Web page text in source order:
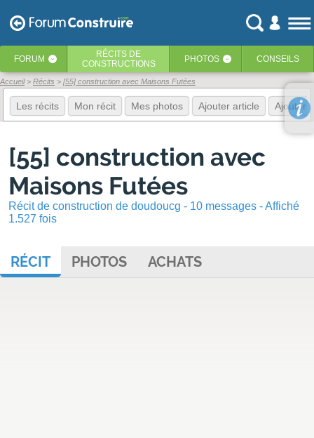
FORUM ‹ RÉCITS DE
CONSTRUCTIONS
PHOTOS ‹ CONSEILS
Accueil Récits [55] construction avec Maisons Futées
Les récits Mon récit Mes photos Ajouter article Ajouter
[55] construction avec
Maisons Futées
Récit de construction de doudoucg - 10 messages - Affiché
1.527 fois
RÉCIT PHOTOS ACHATS